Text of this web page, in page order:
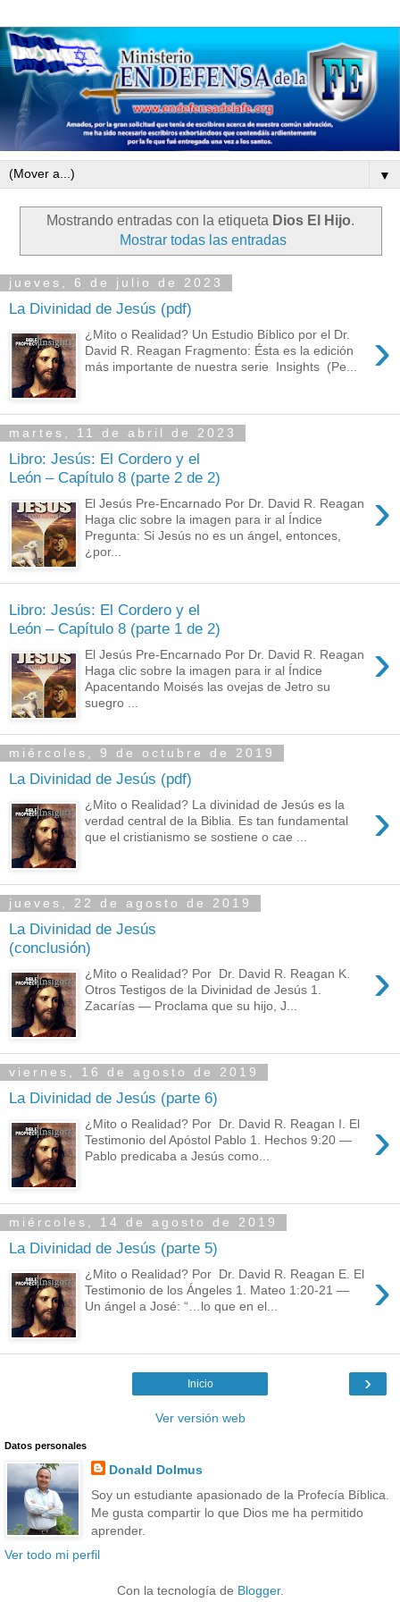
▼
Mostrando entradas con la etiqueta Dios El Hijo.
Mostrar todas las entradas
jueves, 6 de julio de 2023
La Divinidad de Jesús (pdf)
›
¿Mito o Realidad? Un Estudio Bíblico por el Dr.
David R. Reagan Fragmento: Ésta es la edición
más importante de nuestra serie Insights (Pe...
martes, 11 de abril de 2023
Libro: Jesús: El Cordero y el
León – Capítulo 8 (parte 2 de 2)
›
El Jesús Pre-Encarnado Por Dr. David R. Reagan
Haga clic sobre la imagen para ir al Índice
Pregunta: Si Jesús no es un ángel, entonces,
¿por...
Libro: Jesús: El Cordero y el
León – Capítulo 8 (parte 1 de 2)
›
El Jesús Pre-Encarnado Por Dr. David R. Reagan
Haga clic sobre la imagen para ir al Índice
Apacentando Moisés las ovejas de Jetro su
suegro ...
miércoles, 9 de octubre de 2019
La Divinidad de Jesús (pdf)
›
¿Mito o Realidad? La divinidad de Jesús es la
verdad central de la Biblia. Es tan fundamental
que el cristianismo se sostiene o cae ...
jueves, 22 de agosto de 2019
La Divinidad de Jesús
(conclusión)
›
¿Mito o Realidad? Por Dr. David R. Reagan K.
Otros Testigos de la Divinidad de Jesús 1.
Zacarías — Proclama que su hijo, J...
viernes, 16 de agosto de 2019
La Divinidad de Jesús (parte 6)
›
¿Mito o Realidad? Por Dr. David R. Reagan I. El
Testimonio del Apóstol Pablo 1. Hechos 9:20 —
Pablo predicaba a Jesús como...
miércoles, 14 de agosto de 2019
La Divinidad de Jesús (parte 5)
›
¿Mito o Realidad? Por Dr. David R. Reagan E. El
Testimonio de los Ángeles 1. Mateo 1:20-21 —
Un ángel a José: “…lo que en el...
›
Inicio
Ver versión web
Datos personales
Donald Dolmus
Soy un estudiante apasionado de la Profecía Bíblica.
Me gusta compartir lo que Dios me ha permitido
aprender.
Ver todo mi perfil
Con la tecnología de Blogger.